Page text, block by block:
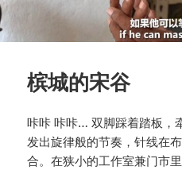
槟城的宋谷
咔咔 咔咔… 双脚踩着踏板，
发出旋律般的节奏，针线在
合。在狭小的工作室兼门市